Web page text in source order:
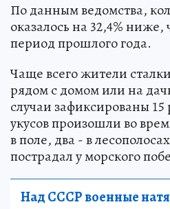
По данным ведомства,
оказалось на 32,4%
период прошлого года.
Чаще всего жители
рядом с домом или на
случаи зафиксированы
укусов произошли во
в поле, два - в
пострадал у морского
Над СССР военные